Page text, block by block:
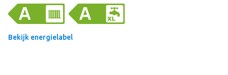
Bekijk energielabel